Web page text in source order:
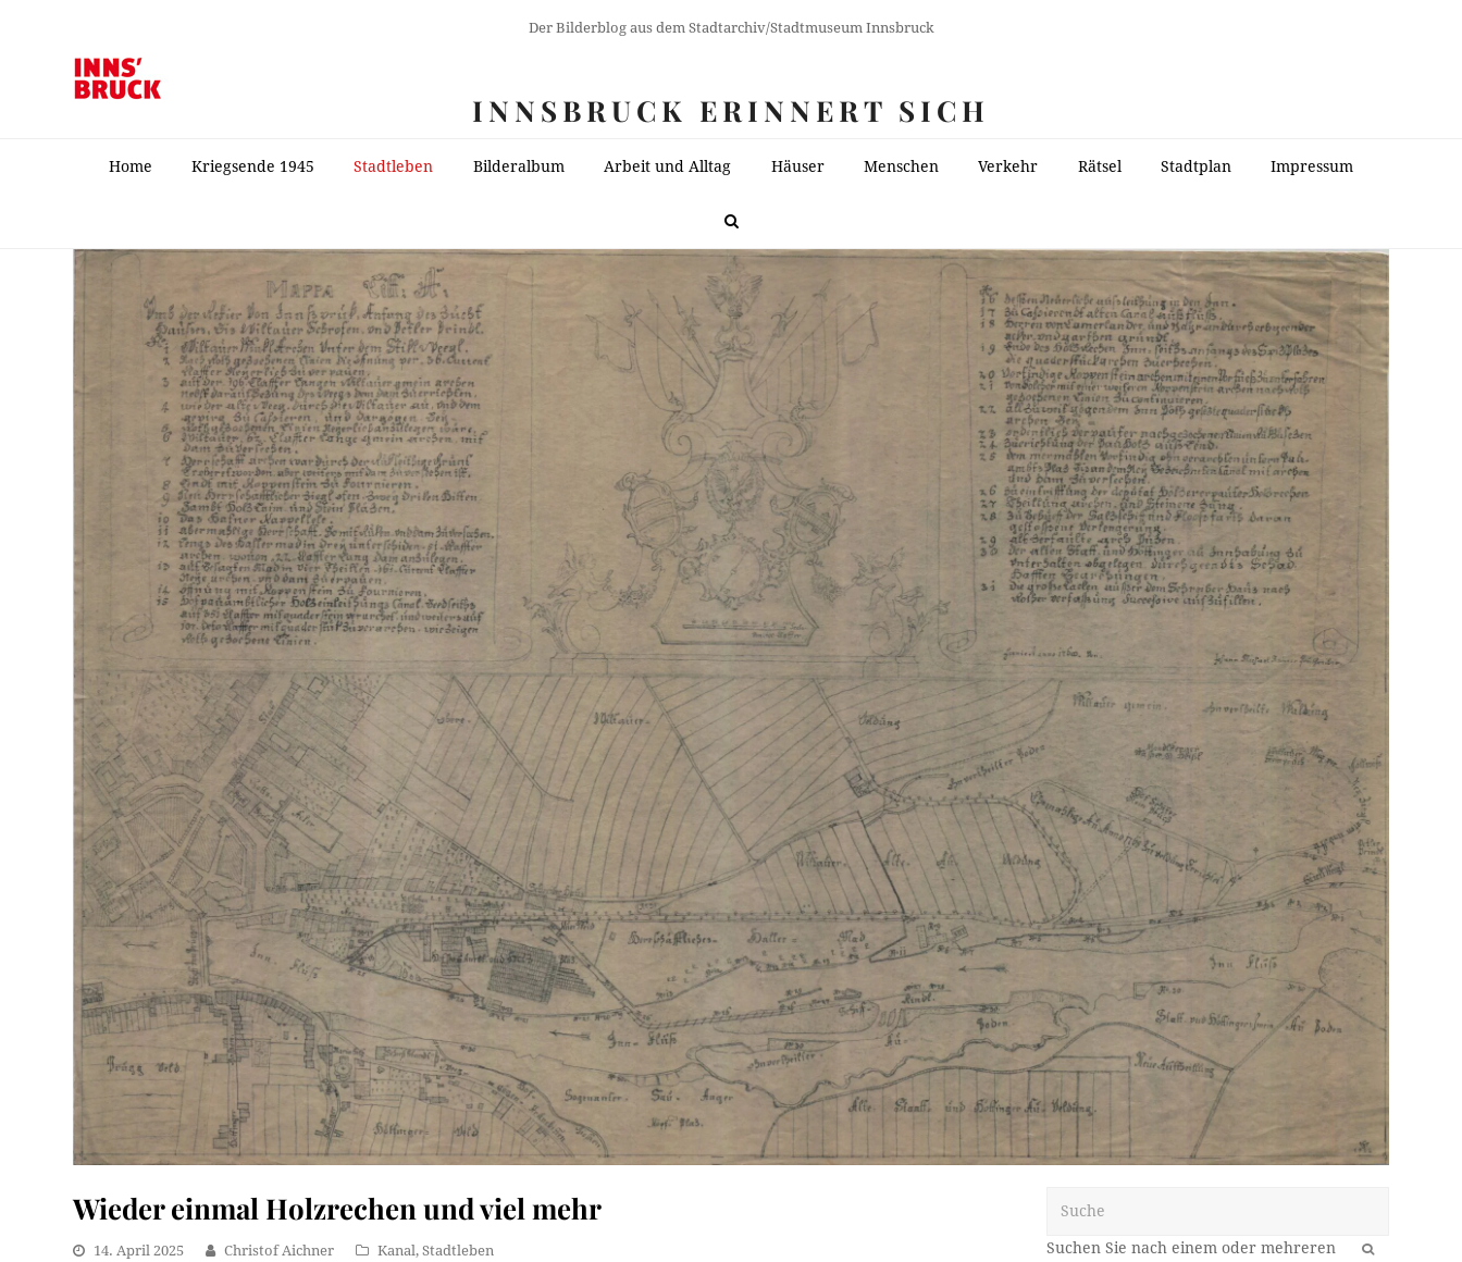
Der Bilderblog aus dem Stadtarchiv/Stadtmuseum Innsbruck
INNSBRUCK ERINNERT SICH
Home Kriegsende 1945 Stadtleben Bilderalbum Arbeit und Alltag Häuser Menschen Verkehr Rätsel Stadtplan Impressum
Wieder einmal Holzrechen und viel mehr
14. April 2025 Christof Aichner Kanal,Stadtleben OK